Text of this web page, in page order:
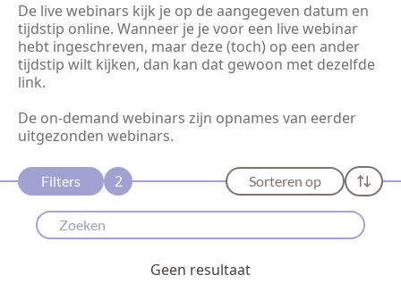
De live webinars kijk je op de aangegeven datum en
tijdstip online. Wanneer je je voor een live webinar
hebt ingeschreven, maar deze (toch) op een ander
tijdstip wilt kijken, dan kan dat gewoon met dezelfde
link.
De on-demand webinars zijn opnames van eerder
uitgezonden webinars.
Filters 2 Sorteren op
Geen resultaat